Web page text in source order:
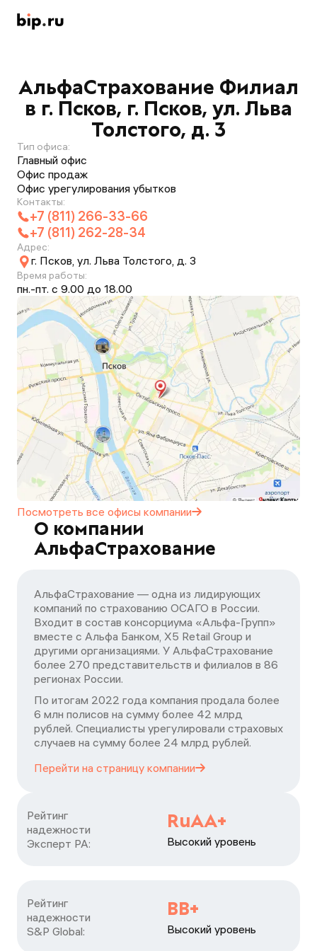
АльфаСтрахование Филиал
в г. Псков, г. Псков, ул. Льва
Толстого, д. 3
Тип офиса:
Главный офис
Офис продаж
Офис урегулирования убытков
Контакты:
+7 (811) 266-33-66
+7 (811) 262-28-34
Адрес:
г. Псков, ул. Льва Толстого, д. 3
Время работы:
пн.-пт. с 9.00 до 18.00
Посмотреть все офисы компании
О компании
АльфаСтрахование
АльфаСтрахование — одна из лидирующих
компаний по страхованию ОСАГО в России.
Входит в состав консорциума «Альфа-Групп»
вместе с Альфа Банком, X5 Retail Group и
другими организациями. У АльфаСтрахование
более 270 представительств и филиалов в 86
регионах России.
По итогам 2022 года компания продала более
6 млн полисов на сумму более 42 млрд
рублей. Специалисты урегулировали страховых
случаев на сумму более 24 млрд рублей.
Перейти на страницу компании
Рейтинг
надежности
Эксперт РА:
RuAA+
Высокий уровень
Рейтинг
надежности
S&P Global:
ВВ+
Высокий уровень